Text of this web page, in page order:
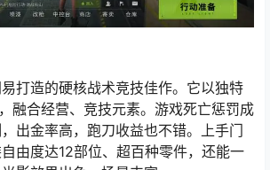
易打造的硬核战术竞技佳作。它以独特
融合经营、竞技元素。游戏死亡惩罚成
出金率高，跑刀收益也不错。上手门
由度达12部位、超百种零件，还能一